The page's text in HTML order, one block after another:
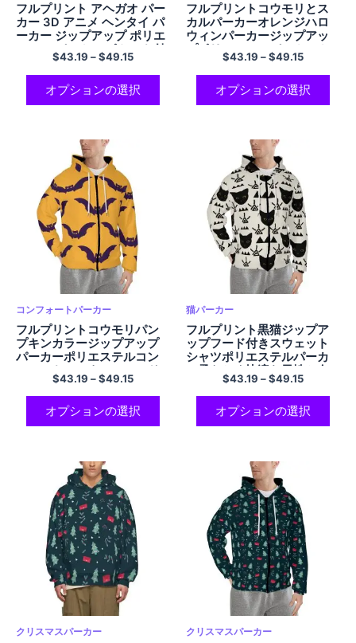
フルプリント アヘガオ パー
カー 3D アニメ ヘンタイ パ
ーカー ジップアップ ポリエ
ステル パーカー ポケット付
$43.19 –$49.15
オプションの選択
フルプリントコウモリとス
カルパーカーオレンジハロ
ウィンパーカージップアッ
プポリエステルパーカーカ
ジュアルで快適なフード付
きスウェアシャツ
$43.19 –$49.15
オプションの選択
コンフォートパーカー
フルプリントコウモリパン
プキンカラージップアップ
パーカーポリエステルコン
フォートハロウィンフード
付きスウェットシャツ男性
と女性のためのハロウィン
ギフト
$43.19 –$49.15
オプションの選択
猫パーカー
フルプリント黒猫ジップア
ップフード付きスウェット
シャツポリエステルパーカ
ー柔らかく快適な男性と女
性の猫パーカー
$43.19 –$49.15
オプションの選択
クリスマスパーカー クリスマスパーカー